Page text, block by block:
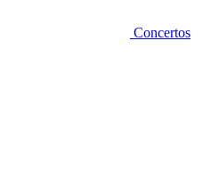
Concertos